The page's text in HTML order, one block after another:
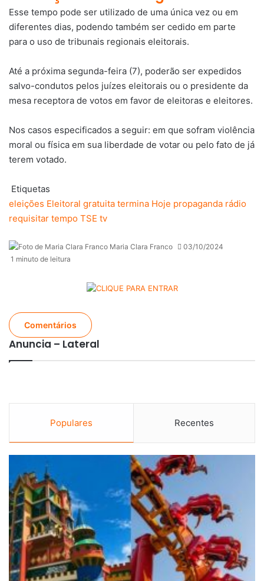
Esse tempo pode ser utilizado de uma única vez ou em
diferentes dias, podendo também ser cedido em parte
para o uso de tribunais regionais eleitorais.
Até a próxima segunda-feira (7), poderão ser expedidos
salvo-condutos pelos juízes eleitorais ou o presidente da
mesa receptora de votos em favor de eleitoras e eleitores.
Nos casos especificados a seguir: em que sofram violência
moral ou física em sua liberdade de votar ou pelo fato de já
terem votado.
Etiquetas
eleições Eleitoral gratuita termina Hoje propaganda rádio
requisitar tempo TSE tv
Maria Clara Franco
03/10/2024
1 minuto de leitura
Comentários
Anuncia – Lateral
Populares Recentes